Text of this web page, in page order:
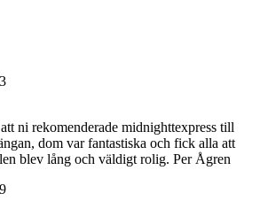
ni rekomenderade midnighttexpress till
dom var fantastiska och fick alla att
blev lång och väldigt rolig. Per Ågren